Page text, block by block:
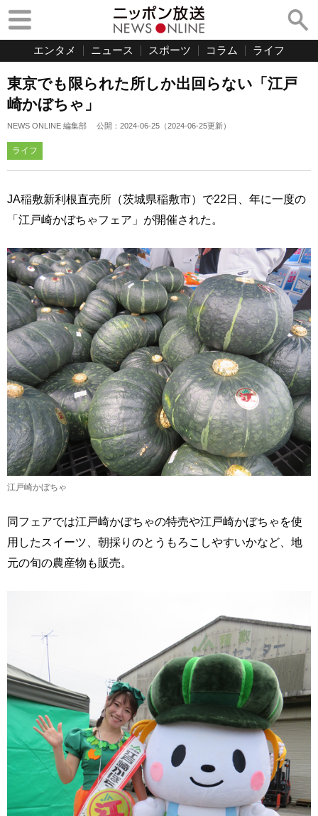
エンタメ ニュース スポーツ コラム ライフ
東京でも限られた所しか出回らない「江戸
崎かぼちゃ」
NEWS ONLINE 編集部 公開： 2024-06-25 （2024-06-25更新）
ライフ
JA稲敷新利根直売所（茨城県稲敷市）で22日、年に一度の
「江戸崎かぼちゃフェア」が開催された。
江戸崎かぼちゃ
同フェアでは江戸崎かぼちゃの特売や江戸崎かぼちゃを使
用したスイーツ、朝採りのとうもろこしやすいかなど、地
元の旬の農産物も販売。